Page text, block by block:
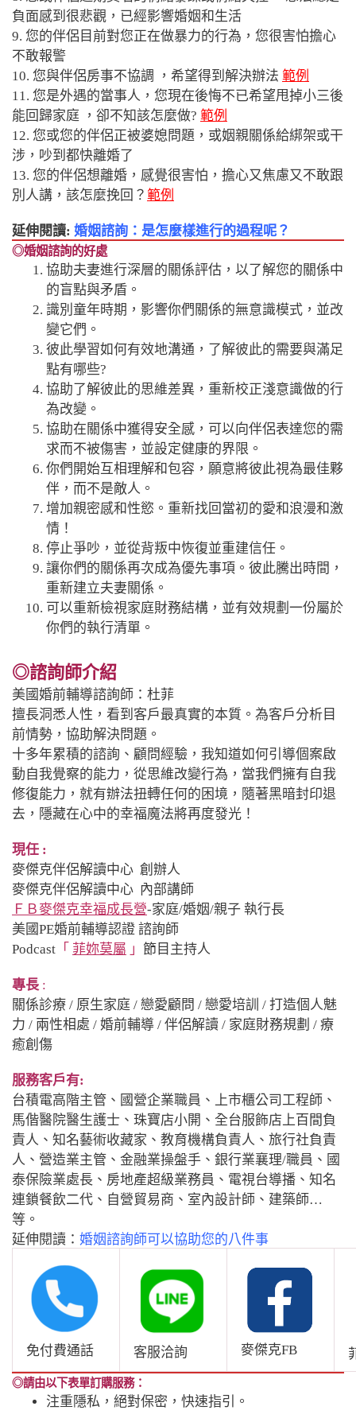
負面感到很悲觀，已經影響婚姻和生活
9. 您的伴侶目前對您正在做暴力的行為，您很害怕擔心
不敢報警
10. 您與伴侶房事不協調 ，希望得到解決辦法 範例
11. 您是外遇的當事人，您現在後悔不已希望甩掉小三後
能回歸家庭 ，卻不知該怎麼做? 範例
12. 您或您的伴侶正被婆媳問題，或姻親關係給綁架或干
涉，吵到都快離婚了
13. 您的伴侶想離婚，感覺很害怕，擔心又焦慮又不敢跟
別人講，該怎麼挽回？ 範例
延伸閱讀: 婚姻諮詢：是怎麼樣進行的過程呢？
◎婚姻諮詢的好處
協助夫妻進行深層的關係評估，以了解您的關係中
的盲點與矛盾。
識別童年時期，影響你們關係的無意識模式，並改
變它們。
彼此學習如何有效地溝通，了解彼此的需要與滿足
點有哪些?
協助了解彼此的思維差異，重新校正淺意識做的行
為改變。
協助在關係中獲得安全感，可以向伴侶表達您的需
求而不被傷害，並設定健康的界限。
你們開始互相理解和包容，願意將彼此視為最佳夥
伴，而不是敵人。
增加親密感和性慾。重新找回當初的愛和浪漫和激
情！
停止爭吵，並從背叛中恢復並重建信任。
讓你們的關係再次成為優先事項。彼此騰出時間，
重新建立夫妻關係。
可以重新檢視家庭財務結構，並有效規劃一份屬於
你們的執行清單。
◎諮詢師介紹
美國婚前輔導諮詢師：杜菲
擅長洞悉人性，看到客戶最真實的本質。為客戶分析目
前情勢，協助解決問題。
十多年累積的諮詢、顧問經驗，我知道如何引導個案啟
動自我覺察的能力，從思維改變行為，當我們擁有自我
修復能力，就有辦法扭轉任何的困境，隨著黑暗封印退
去，隱藏在心中的幸福魔法將再度發光！
現任 :
麥傑克伴侶解讀中心 創辦人
麥傑克伴侶解讀中心 內部講師
ＦＢ麥傑克幸福成長營-家庭/婚姻/親子 執行長
美國PE婚前輔導認證 諮詢師
Podcast 「 菲妳莫屬 」 節目主持人
專長 :
關係診療 / 原生家庭 / 戀愛顧問 / 戀愛培訓 / 打造個人魅
力 / 兩性相處 / 婚前輔導 / 伴侶解讀 / 家庭財務規劃 / 療
癒創傷
服務客戶有:
台積電高階主管、國營企業職員、上市櫃公司工程師、
馬偕醫院醫生護士、珠寶店小開、全台服飾店上百間負
責人、知名藝術收藏家、教育機構負責人、旅行社負責
人、營造業主管、金融業操盤手、銀行業襄理/職員、國
泰保險業處長、房地產超級業務員、電視台導播、知名
連鎖餐飲二代、自營貿易商、室內設計師、建築師…
等。
延伸閱讀： 婚姻諮詢師可以協助您的八件事
免付費通話 客服洽詢 麥傑克FB
◎請由以下表單訂購服務：
注重隱私，絕對保密，快速指引。